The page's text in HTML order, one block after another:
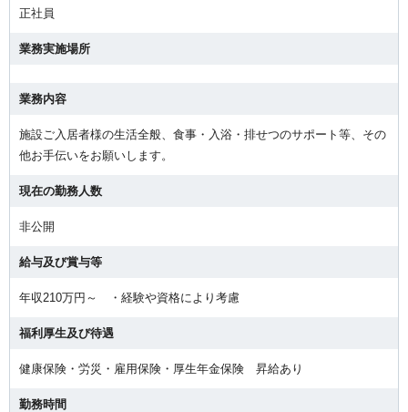
正社員
業務実施場所
業務内容
施設ご入居者様の生活全般、食事・入浴・排せつのサポート等、その
他お手伝いをお願いします。
現在の勤務人数
非公開
給与及び賞与等
年収210万円～ ・経験や資格により考慮
福利厚生及び待遇
健康保険・労災・雇用保険・厚生年金保険 昇給あり
勤務時間